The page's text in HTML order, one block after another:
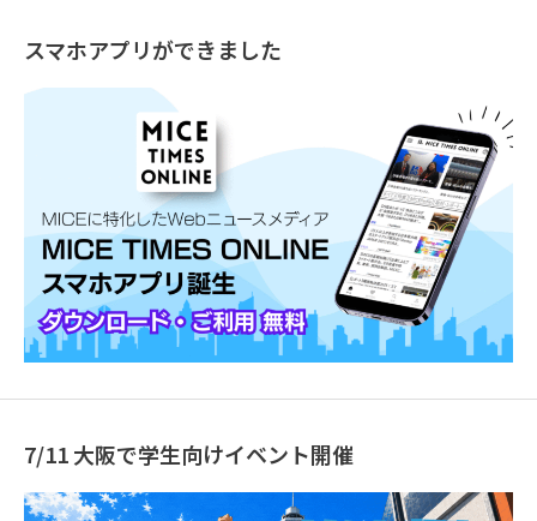
スマホアプリができました
7/11 大阪で学生向けイベント開催